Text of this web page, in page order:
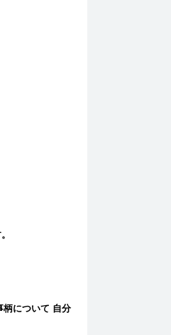
柄について 自分